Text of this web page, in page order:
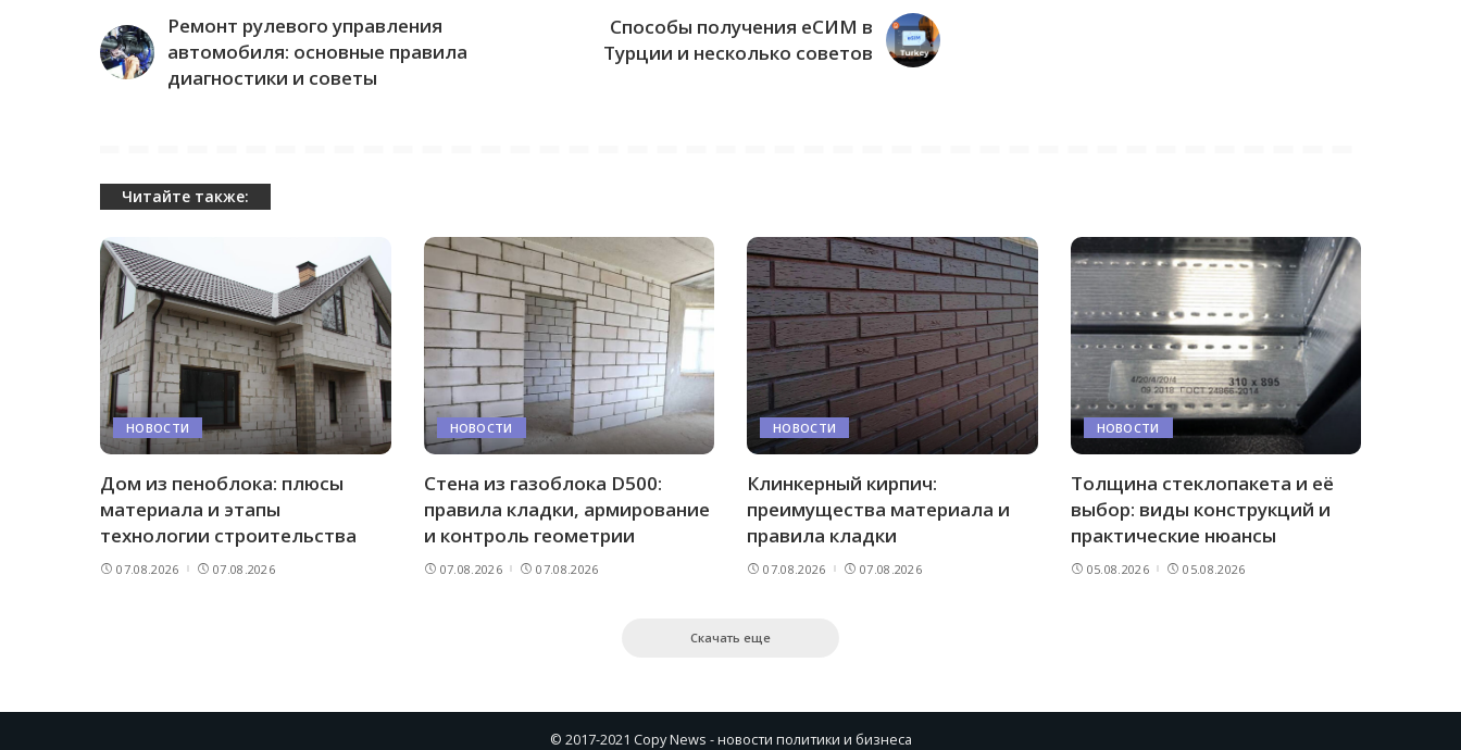
Ремонт рулевого управления
автомобиля: основные правила
диагностики и советы
Способы получения еСИМ в
Турции и несколько советов
Читайте также:
НОВОСТИ
Дом из пеноблока: плюсы
материала и этапы
технологии строительства
07.08.2026 07.08.2026
НОВОСТИ
Стена из газоблока D500:
правила кладки, армирование
и контроль геометрии
07.08.2026 07.08.2026
НОВОСТИ
Клинкерный кирпич:
преимущества материала и
правила кладки
07.08.2026 07.08.2026
НОВОСТИ
Толщина стеклопакета и её
выбор: виды конструкций и
практические нюансы
05.08.2026 05.08.2026
Скачать еще
© 2017-2021 Copy News - новости политики и бизнеса